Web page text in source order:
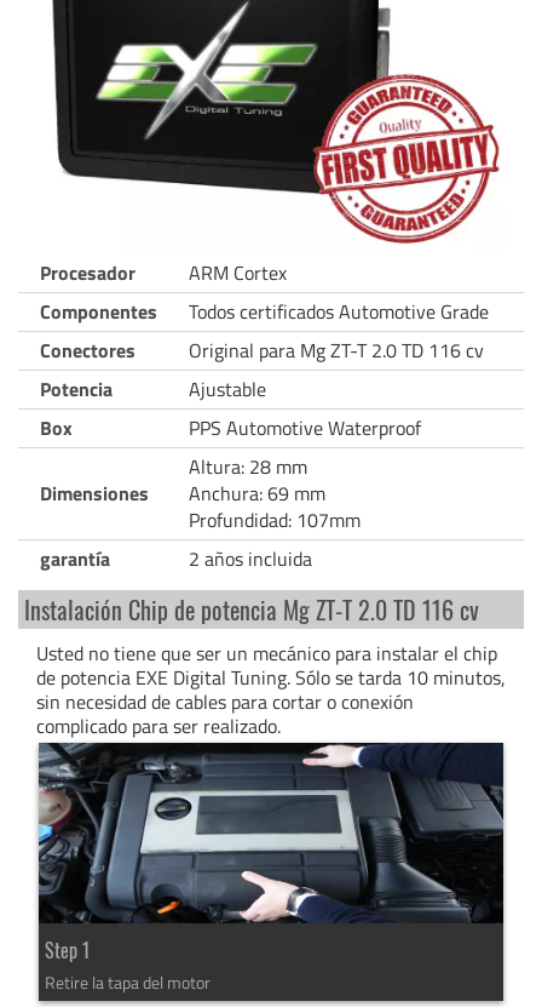
Procesador
ARM Cortex
Componentes
Todos certificados Automotive Grade
Conectores
Original para Mg ZT-T 2.0 TD 116 cv
Potencia
Ajustable
Box
PPS Automotive Waterproof
Dimensiones
Altura: 28 mm
Anchura: 69 mm
Profundidad: 107mm
garantía
2 años incluida
Instalación Chip de potencia Mg ZT-T 2.0 TD 116 cv
Usted no tiene que ser un mecánico para instalar el chip
de potencia EXE Digital Tuning. Sólo se tarda 10 minutos,
sin necesidad de cables para cortar o conexión
complicado para ser realizado.
Step 1
Retire la tapa del motor